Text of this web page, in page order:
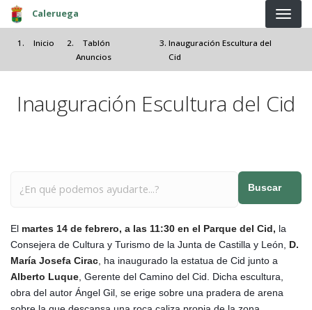
Pasar al contenido principal
Caleruega
Inicio
Tablón
Anuncios
Inauguración Escultura del
Cid
Inauguración Escultura del Cid
Buscar
El martes 14 de febrero, a las 11:30 en el Parque del Cid, la
Consejera de Cultura y Turismo de la Junta de Castilla y León, D.
María Josefa Cirac , ha inaugurado la estatua de Cid junto a
Alberto Luque , Gerente del Camino del Cid. Dicha escultura,
obra del autor Ángel Gil, se erige sobre una pradera de arena